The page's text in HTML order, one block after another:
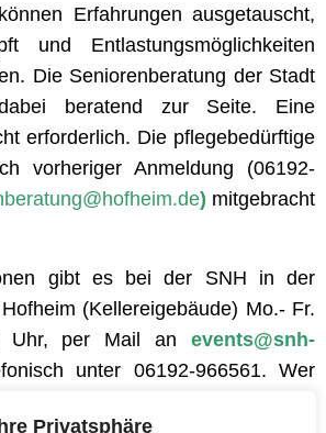
Privatsphäre
Erfahrungen ausgetauscht,
und Entlastungsmöglichkeiten
Die Seniorenberatung der Stadt
beratend zur Seite. Eine
erforderlich. Die pflegebedürftige
vorheriger Anmeldung (06192-
) mitgebracht
gibt es bei der SNH in der
(Kellereigebäude) Mo.- Fr.
Uhr, per Mail an events@snh-
unter 06192-966561. Wer